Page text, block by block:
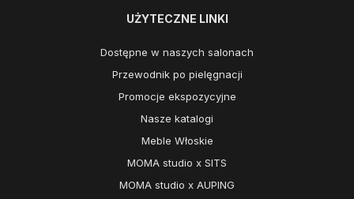
UŻYTECZNE LINKI
Dostępne w naszych salonach
Przewodnik po pielęgnacji
Promocje ekspozycyjne
Nasze katalogi
Meble Włoskie
MOMA studio x SITS
MOMA studio x AUPING